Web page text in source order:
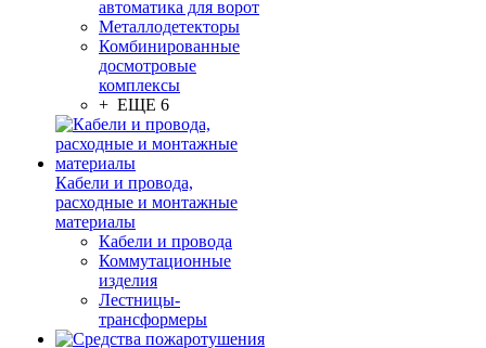
автоматика для ворот
Металлодетекторы
Комбинированные
досмотровые
комплексы
+ ЕЩЕ 6
Кабели и провода,
расходные и монтажные
материалы
Кабели и провода
Коммутационные
изделия
Лестницы-
трансформеры